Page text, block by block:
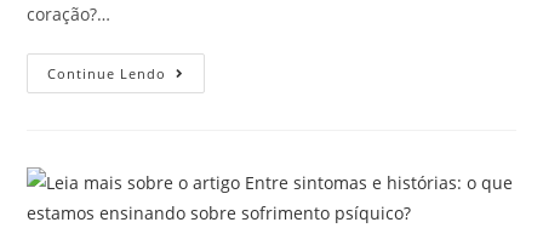
coração?…
Continue Lendo